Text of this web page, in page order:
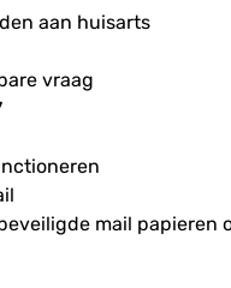
aan huisarts
vraag
mail papieren